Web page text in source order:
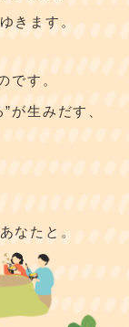
きます。
です。
が生みだす、
なたと。